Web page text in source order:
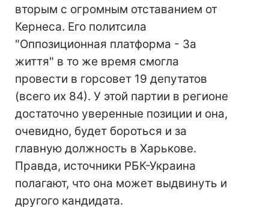
вторым с огромным отставанием от
Кернеса. Его политсила
"Оппозиционная платформа - За
життя" в то же время смогла
провести в горсовет 19 депутатов
(всего их 84). У этой партии в регионе
достаточно уверенные позиции и она,
очевидно, будет бороться и за
главную должность в Харькове.
Правда, источники РБК-Украина
полагают, что она может выдвинуть и
другого кандидата.